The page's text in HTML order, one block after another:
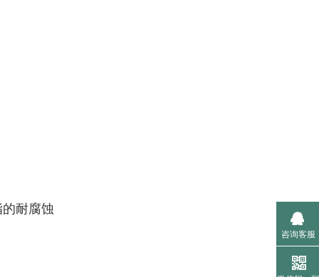
耐腐蚀
咨询客服